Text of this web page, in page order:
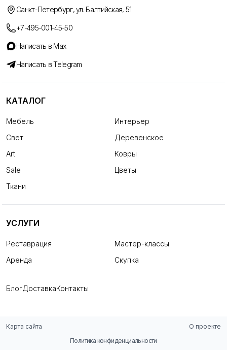
Санкт-Петербург, ул. Балтийская, 51
+7-495-001-45-50
Написать в Max
Написать в Telegram
КАТАЛОГ
Мебель
Интерьер
Свет
Деревенское
Art
Ковры
Sale
Цветы
Ткани
УСЛУГИ
Реставрация
Мастер-классы
Аренда
Скупка
БлогДоставкаКонтакты
Карта сайта
О проекте
Политика конфиденциальности